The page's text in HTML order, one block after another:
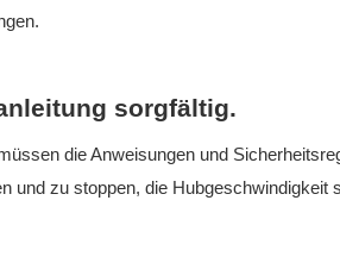
sorgfältig.
die Anweisungen und
und zu stoppen, die Hubgeschwindigkeit